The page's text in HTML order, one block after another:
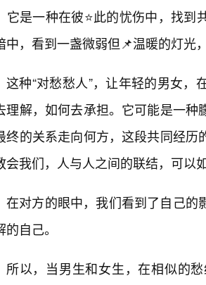
它是一种在彼⭐此的忧伤中，找
中，看到一盏微弱但📌温暖的灯光
这种“对愁愁人”，让年轻的男女
理解，如何去承担。它可能是一
终的关系走向何方，这段共同经
会我们，人与人之间的联结，可以
在对方的眼中，我们看到了自己的
的自己。
所以，当男生和女生，在相似的